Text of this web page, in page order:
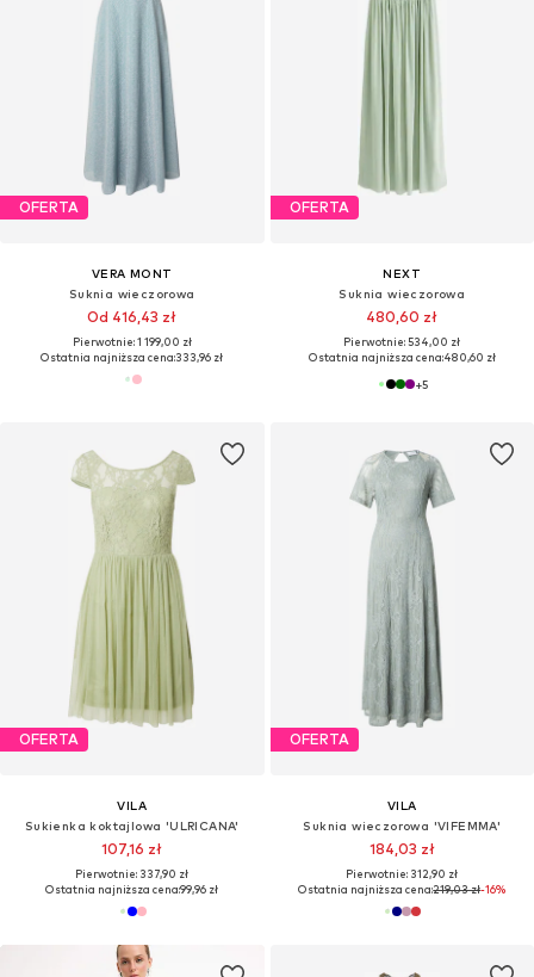
OFERTA
VERA MONT
Suknia wieczorowa
Od 416,43 zł
Pierwotnie: 1 199,00 zł
Ostatnia najniższa cena:333,96 zł
OFERTA
NEXT
Suknia wieczorowa
480,60 zł
Pierwotnie: 534,00 zł
Ostatnia najniższa cena:480,60 zł
+5
OFERTA
VILA
Sukienka koktajlowa 'ULRICANA'
107,16 zł
Pierwotnie: 337,90 zł
Ostatnia najniższa cena:99,96 zł
OFERTA
VILA
Suknia wieczorowa 'VIFEMMA'
184,03 zł
Pierwotnie: 312,90 zł
Ostatnia najniższa cena:219,03 zł-16%